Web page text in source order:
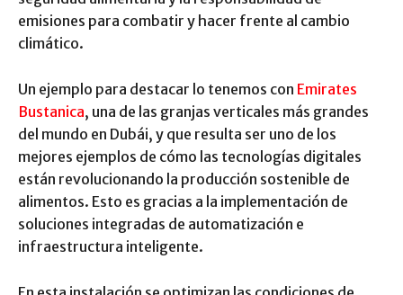
emisiones para combatir y hacer frente al cambio
climático.
Un ejemplo para destacar lo tenemos con Emirates
Bustanica, una de las granjas verticales más grandes
del mundo en Dubái, y que resulta ser uno de los
mejores ejemplos de cómo las tecnologías digitales
están revolucionando la producción sostenible de
alimentos. Esto es gracias a la implementación de
soluciones integradas de automatización e
infraestructura inteligente.